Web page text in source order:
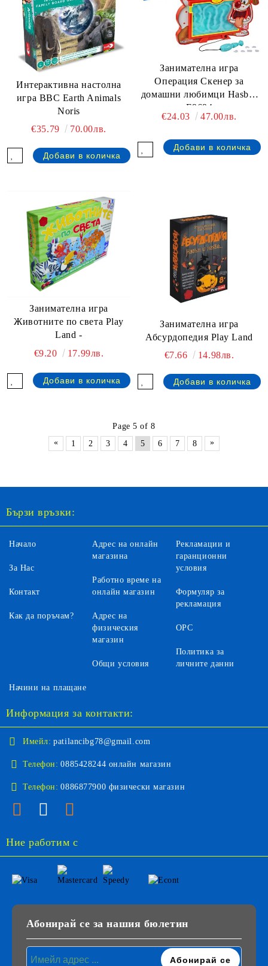
Интерактивна настолна
игра BBC Earth Animals
Noris
€35.79
70.00лв.
Занимателна игра
Операция Скенер за
домашни любимци Hasbro
E9694
€24.03
47.00лв.
Занимателна игра
Животните по света Play
Land -
€9.20
17.99лв.
Занимателна игра
Абсурдопедия Play Land
€7.66
14.98лв.
Page 5 of 8
«
1 2 3 4 5 6 7 8 »
Бързи връзки:
Начало
За Нас
Контакт
Как да поръчам?
Адрес на онлайн
магазина
Работно време на
онлайн магазин
Адрес на
физическия
магазин
Общи условия
Рекламации и
гаранционни
условия
Формуляр за
рекламация
ОРС
Политика за
личните данни
Начини на плащане
Информация за контакти:
Имейл: patilancibg78@gmail.com
Телефон: 0885428244 онлайн магазин
Телефон: 0886877900 физически магазин
Ние работим с
Абонирай се за нашия бюлетин